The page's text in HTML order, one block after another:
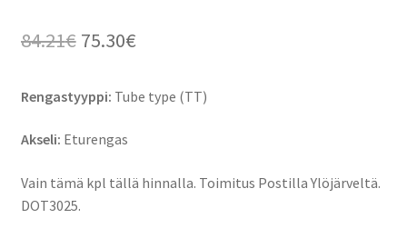
84.21€ Alkuperäinen
oli:
84.21€.
75.30€Nykyinen
on:
Rengastyyppi: Tube type (TT)
Akseli: Eturengas
Vain tämä kpl tällä hinnalla. Toimitus Postilla Ylöjärveltä.
DOT3025.